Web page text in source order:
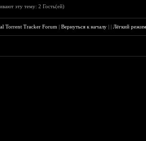
эту тему: 2 Гость(ей)
Torrent Tracker Forum |Вернуться к началу ||Лёгкий